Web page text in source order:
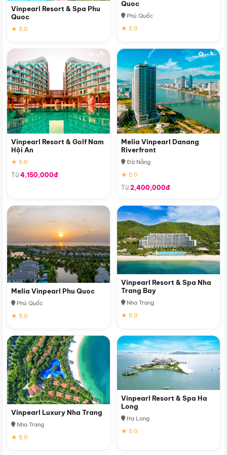
Vinpearl Resort & Spa Phu
Quoc
★ 5.0
Quoc
Phú Quốc
★ 5.0
Vinpearl Resort & Golf Nam
Hội An
★ 5.0
Từ4,150,000đ
Melia Vinpearl Danang
Riverfront
Đà Nẵng
★ 5.0
Từ2,400,000đ
Melia Vinpearl Phu Quoc
Phú Quốc
★ 5.0
Vinpearl Resort & Spa Nha
Trang Bay
Nha Trang
★ 5.0
Vinpearl Luxury Nha Trang
Nha Trang
★ 5.0
Vinpearl Resort & Spa Ha
Long
Hạ Long
★ 5.0